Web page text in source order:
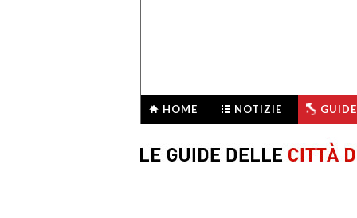
HOME NOTIZIE GUIDE